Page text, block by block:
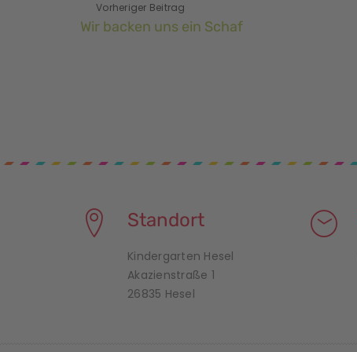
Vorheriger Beitrag
Wir backen uns ein Schaf
Standort
Kindergarten Hesel
Akazienstraße 1
26835 Hesel